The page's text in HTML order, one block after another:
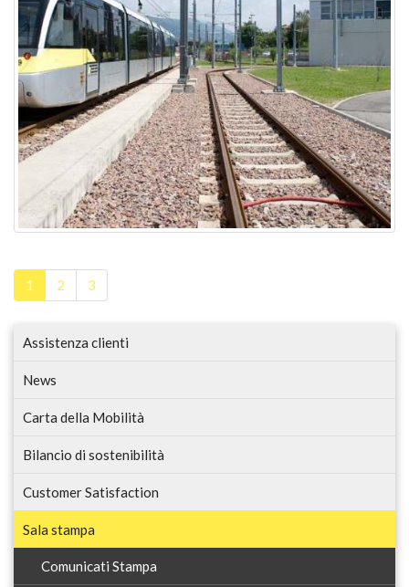
1 2 3
Assistenza clienti
News
Carta della Mobilità
Bilancio di sostenibilità
Customer Satisfaction
Sala stampa
Comunicati Stampa